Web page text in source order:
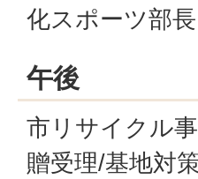
化スポーツ部長
午後
市リサイクル
贈受理/基地対